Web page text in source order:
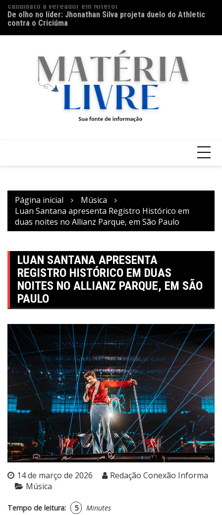
para
conteúdo
De olho no líder: Jhonathan Silva projeta duelo do Athletic
contra o Criciúma
Página inicial
Música
Luan Santana apresenta Registro Histórico em
duas noites no Allianz Parque, em São Paulo
LUAN SANTANA APRESENTA
REGISTRO HISTÓRICO EM DUAS
NOITES NO ALLIANZ PARQUE, EM SÃO
PAULO
14 de março de 2026
Redação Conexão Informa
Música
Tempo de leitura: 5 Minutes